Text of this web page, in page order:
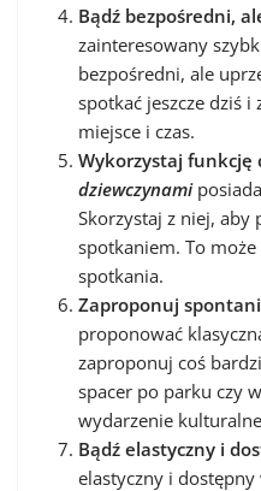
Bądź bezpośredni,
zainteresowany
bezpośredni, ale
spotkać jeszcze dziś
miejsce i czas.
Wykorzystaj funkcję
dziewczynami
Skorzystaj z niej, aby
spotkaniem. To
spotkania.
Zaproponuj
proponować
zaproponuj coś
spacer po parku czy
wydarzenie
Bądź elastyczny i
elastyczny i